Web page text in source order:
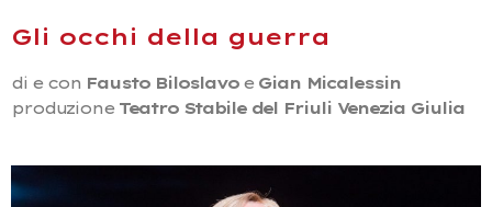
Gli occhi della guerra
di e con Fausto Biloslavoe Gian Micalessin
produzione Teatro Stabile del Friuli Venezia Giulia